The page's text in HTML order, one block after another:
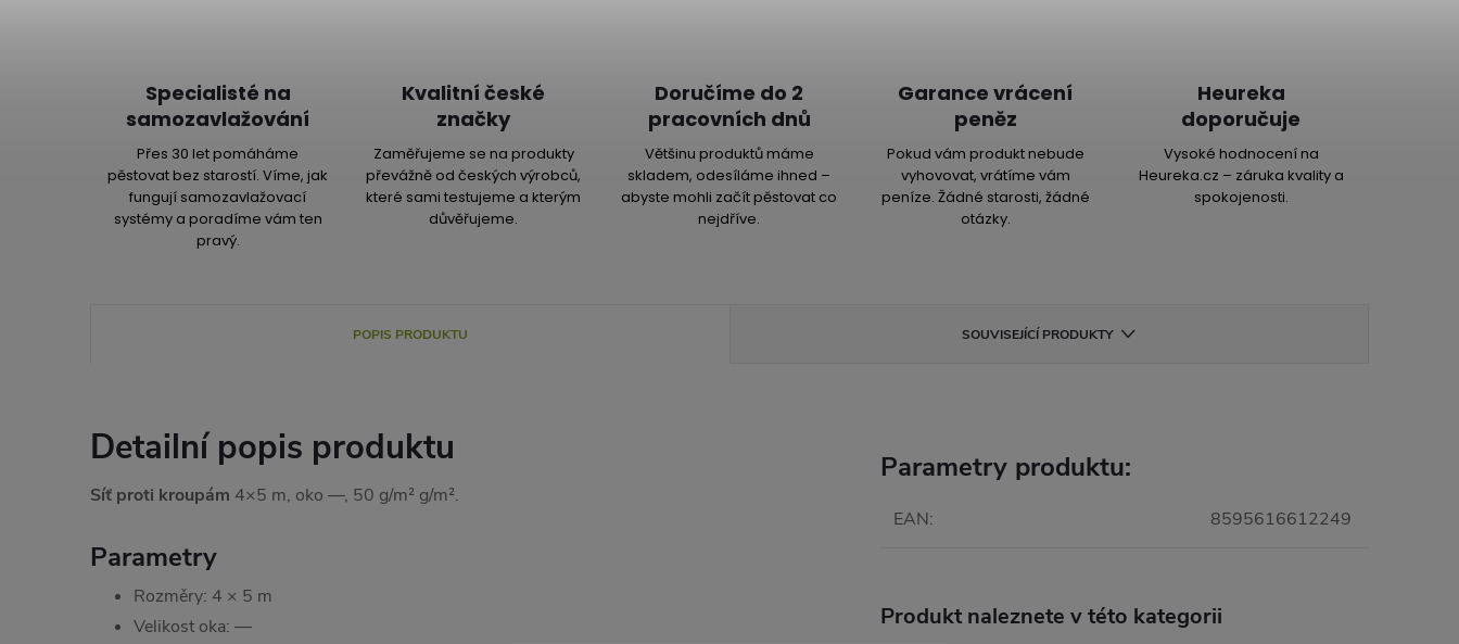
Specialisté na
samozavlažování
Přes 30 let pomáháme
pěstovat bez starostí. Víme, jak
fungují samozavlažovací
systémy a poradíme vám ten
pravý.
Kvalitní české
značky
Zaměřujeme se na produkty
převážně od českých výrobců,
které sami testujeme a kterým
důvěřujeme.
Doručíme do 2
pracovních dnů
Většinu produktů máme
skladem, odesíláme ihned –
abyste mohli začít pěstovat co
nejdříve.
Garance vrácení
peněz
Pokud vám produkt nebude
vyhovovat, vrátíme vám
peníze. Žádné starosti, žádné
otázky.
Heureka
doporučuje
Vysoké hodnocení na
Heureka.cz – záruka kvality a
spokojenosti.
POPIS PRODUKTU SOUVISEJÍCÍ PRODUKTY
Detailní popis produktu
Síť proti kroupám 4×5 m, oko —, 50 g/m² g/m².
Parametry
Rozměry: 4 × 5 m
Velikost oka: —
Parametry produktu:
EAN: 8595616612249
Produkt naleznete v této kategorii